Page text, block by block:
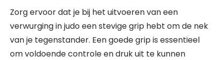
Zorg ervoor dat je bij het uitvoeren van een
verwurging in judo een stevige grip hebt om de nek
van je tegenstander. Een goede grip is essentieel
om voldoende controle en druk uit te kunnen